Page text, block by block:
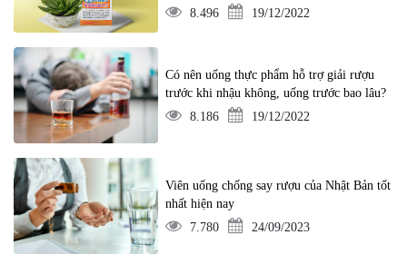
hiện nay
8.496 19/12/2022
Có nên uống thực phẩm hỗ trợ giải rượu
trước khi nhậu không, uống trước bao lâu?
8.186
19/12/2022
Viên uống chống say rượu của Nhật Bản tốt
nhất hiện nay
7.780
24/09/2023